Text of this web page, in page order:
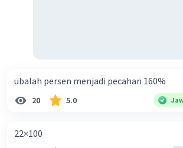
ubalah persen menjadi pecahan 160%
20 5.0
22×100